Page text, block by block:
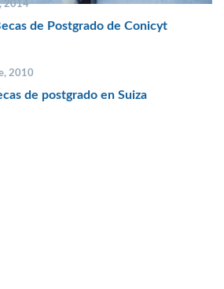
2014
de Postgrado de Conicyt
2010
de postgrado en Suiza